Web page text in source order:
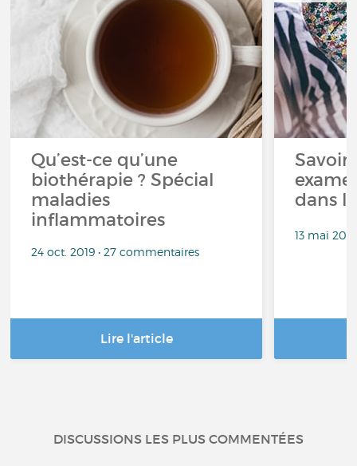
Qu’est-ce qu’une
biothérapie ? Spécial
maladies
inflammatoires
24 oct. 2019 • 27 commentaires
Lire l'article
Savoir
dans
13 mai
DISCUSSIONS LES PLUS COMMENTÉES